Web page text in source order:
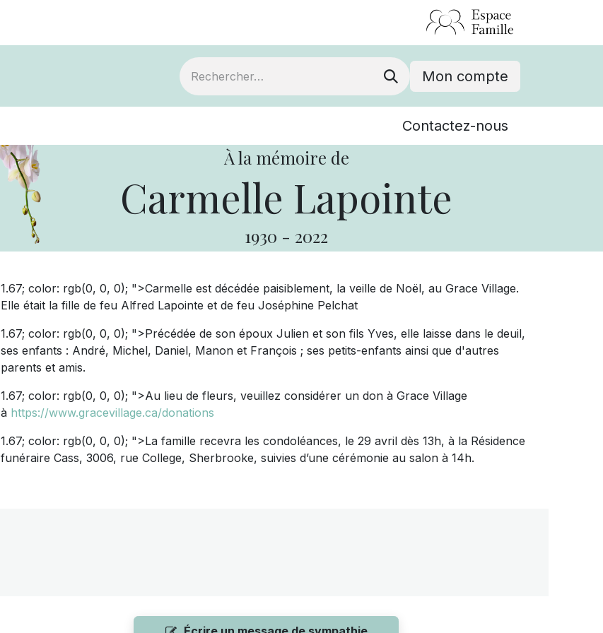
Mon compte
Événements
Contactez-nous
À la mémoire de
Carmelle Lapointe
1930 - 2022
1.67; color: rgb(0, 0, 0); ">Carmelle est décédée paisiblement, la veille de Noël, au Grace Village.
Elle était la fille de feu Alfred Lapointe et de feu Joséphine Pelchat
1.67; color: rgb(0, 0, 0); ">Précédée de son époux Julien et son fils Yves, elle laisse dans le deuil,
ses enfants : André, Michel, Daniel, Manon et François ; ses petits-enfants ainsi que d'autres
parents et amis.
1.67; color: rgb(0, 0, 0); ">Au lieu de fleurs, veuillez considérer un don à Grace Village
à https://www.gracevillage.ca/donations
1.67; color: rgb(0, 0, 0); ">La famille recevra les condoléances, le 29 avril dès 13h, à la Résidence
funéraire Cass, 3006, rue College, Sherbrooke, suivies d’une cérémonie au salon à 14h.